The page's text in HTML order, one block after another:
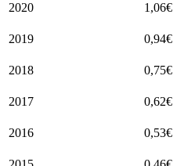
2020
1,06€
2019 0,94€
2018 0,75€
2017 0,62€
2016 0,53€